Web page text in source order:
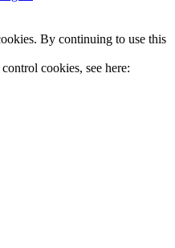
By continuing to use this
cookies, see here: